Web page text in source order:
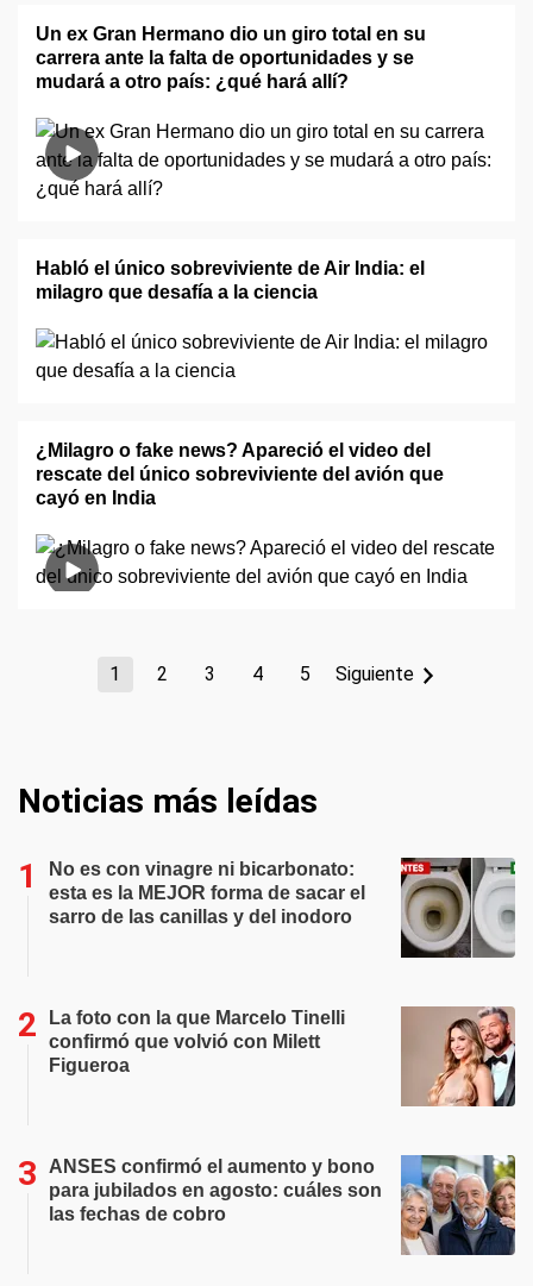
Un ex Gran Hermano dio un giro total en su
carrera ante la falta de oportunidades y se
mudará a otro país: ¿qué hará allí?
Habló el único sobreviviente de Air India: el
milagro que desafía a la ciencia
¿Milagro o fake news? Apareció el video del
rescate del único sobreviviente del avión que
cayó en India
1 2 3 4 5 Siguiente
Noticias más leídas
No es con vinagre ni bicarbonato:
esta es la MEJOR forma de sacar el
sarro de las canillas y del inodoro
La foto con la que Marcelo Tinelli
confirmó que volvió con Milett
Figueroa
ANSES confirmó el aumento y bono
para jubilados en agosto: cuáles son
las fechas de cobro